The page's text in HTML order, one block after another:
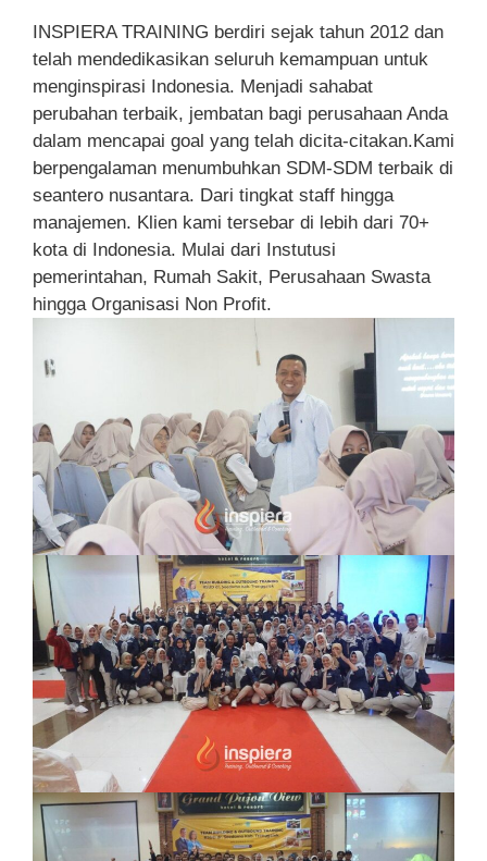
INSPIERA TRAINING berdiri sejak tahun 2012 dan
telah mendedikasikan seluruh kemampuan untuk
menginspirasi Indonesia. Menjadi sahabat
perubahan terbaik, jembatan bagi perusahaan Anda
dalam mencapai goal yang telah dicita-citakan.Kami
berpengalaman menumbuhkan SDM-SDM terbaik di
seantero nusantara. Dari tingkat staff hingga
manajemen. Klien kami tersebar di lebih dari 70+
kota di Indonesia. Mulai dari Instutusi
pemerintahan, Rumah Sakit, Perusahaan Swasta
hingga Organisasi Non Profit.